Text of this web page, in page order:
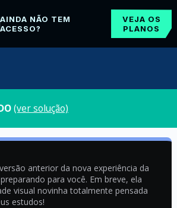
AINDA NÃO TEM
ACESSO?
VEJA OS
PLANOS
(ver solução)
anterior da nova experiência da
para você. Em breve, ela
visual novinha totalmente pensada
estudos!